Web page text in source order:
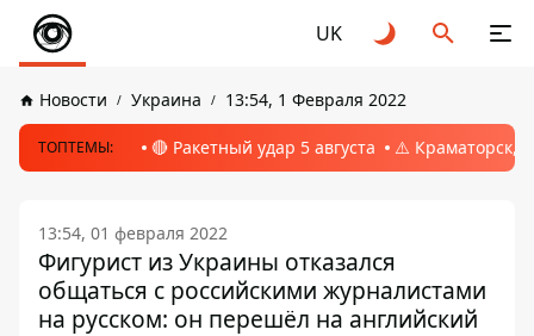
UK
Новости Украина 13:54, 1 Февраля 2022
ТОПТЕМЫ: 🔴 Ракетный удар 5 августа ⚠️ Краматорск,
13:54, 01 февраля 2022
Фигурист из Украины отказался
общаться с российскими журналистами
на русском: он перешёл на английский